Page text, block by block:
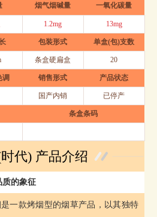
烟气烟碱量 一氧化碳量
1.2mg 13mg
包装形式 单盒(包)支数
条盒硬扁盒 20
调 销售形式 产品状态
国产内销 已停产
条盒条码
代) 产品介绍
质的象征
一款烤烟型的烟草产品，以其独特